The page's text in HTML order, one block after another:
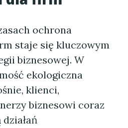
ochrona
staje się kluczowym
biznesowej. W
ekologiczna
klienci,
biznesowi coraz